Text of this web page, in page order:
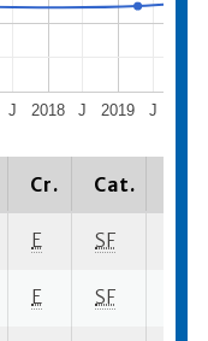
2018 2019
J J J
Cr. Cat.
E SF
E SF